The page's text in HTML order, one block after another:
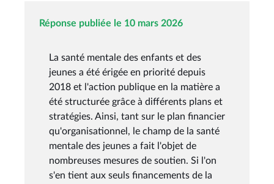
Réponse publiée le 10 mars 2026
La santé mentale des enfants et des
jeunes a été érigée en priorité depuis
2018 et l'action publique en la matière a
été structurée grâce à différents plans et
stratégies. Ainsi, tant sur le plan financier
qu'organisationnel, le champ de la santé
mentale des jeunes a fait l'objet de
nombreuses mesures de soutien. Si l'on
s'en tient aux seuls financements de la